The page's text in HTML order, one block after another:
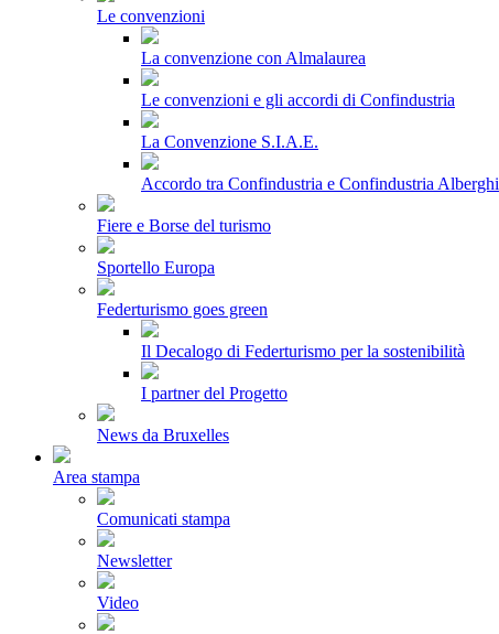
Le convenzioni
La convenzione con Almalaurea
Le convenzioni e gli accordi di Confindustria
La Convenzione S.I.A.E.
Accordo tra Confindustria e Confindustria Alberghi
Fiere e Borse del turismo
Sportello Europa
Federturismo goes green
Il Decalogo di Federturismo per la sostenibilità
I partner del Progetto
News da Bruxelles
Area stampa
Comunicati stampa
Newsletter
Video